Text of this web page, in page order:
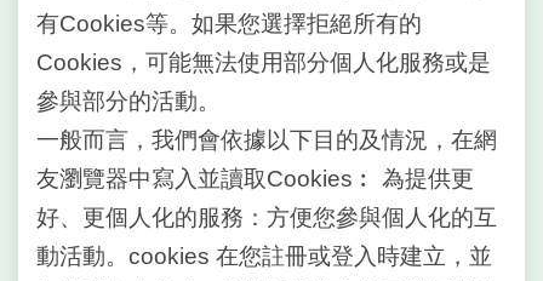
站
安
全
政
策
聯
資
訊
有Cookies等。如果您選擇拒絕所有的
Cookies，可能無法使用部分個人化服務或是
參與部分的活動。
一般而言，我們會依據以下目的及情況，在網
友瀏覽器中寫入並讀取Cookies︰ 為提供更
好、更個人化的服務：方便您參與個人化的互
動活動。cookies 在您註冊或登入時建立，並